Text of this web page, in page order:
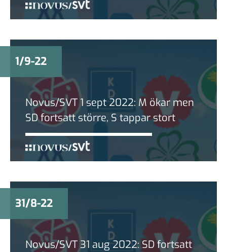
1/9-22
Novus/SVT 1 sept 2022: M ökar men
SD fortsatt större, S tappar stort
31/8-22
Novus/SVT 31 aug 2022: SD fortsatt